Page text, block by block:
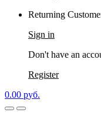
Returning
Sign in
Don't have an
Register
0.00 руб.